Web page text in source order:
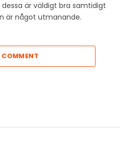
är väldigt bra samtidigt
är något utmanande.